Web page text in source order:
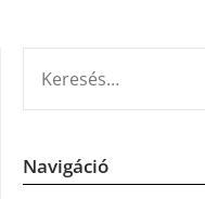
Navigáció